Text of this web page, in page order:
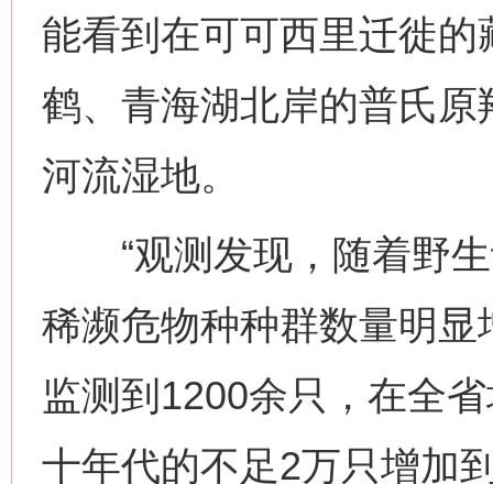
能看到在可可西里迁徙
鹤、青海湖北岸的普氏
河流湿地。
“观测发现，随着野生
稀濒危物种种群数量明显
监测到1200余只，在全
十年代的不足2万只增加